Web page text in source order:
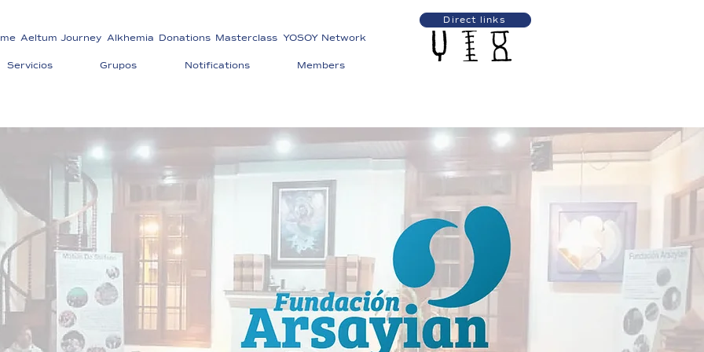
Aeltum Journey Alkhemia Donations Masterclass YOSOY Network
Servicios Grupos Notifications Members
Direct links